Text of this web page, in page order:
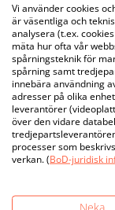
Glömt
Vi använder cookies
är väsentliga och
analysera (t.ex.
mäta hur ofta vår
spårningsteknik för
spårning samt
innebära användning
adresser på olika
leverantörer
över den vidare
processer som
verkan. (BoD-juridisk
Neka